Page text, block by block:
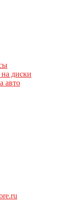
диски
авто